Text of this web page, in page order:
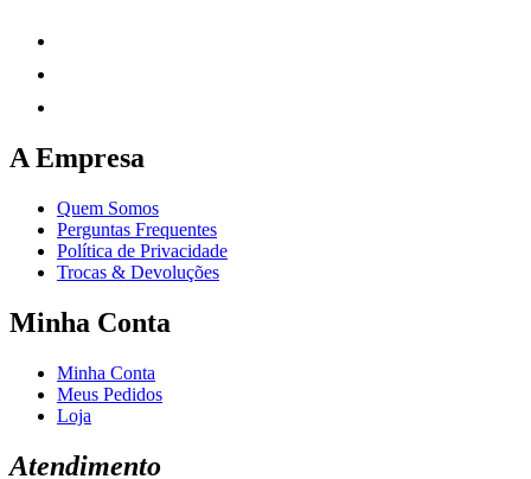
A Empresa
Quem Somos
Perguntas Frequentes
Política de Privacidade
Trocas & Devoluções
Minha Conta
Minha Conta
Meus Pedidos
Loja
Atendimento